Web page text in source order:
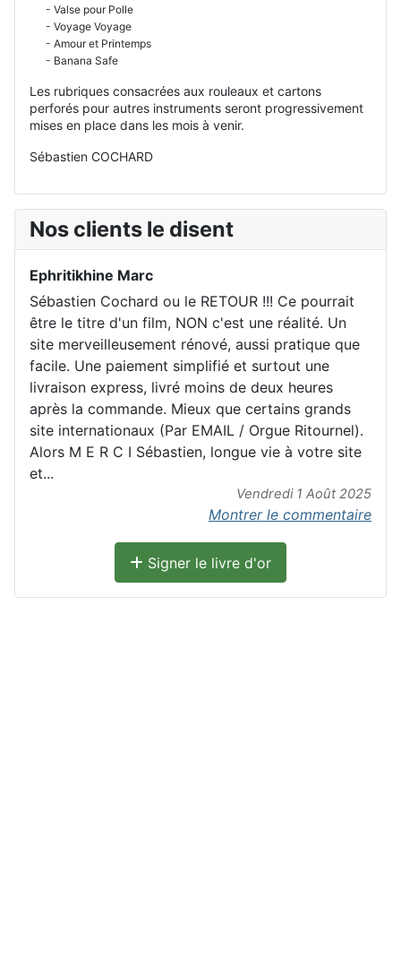
- Valse pour Polle
- Voyage Voyage
- Amour et Printemps
- Banana Safe
Les rubriques consacrées aux rouleaux et cartons
perforés pour autres instruments seront progressivement
mises en place dans les mois à venir.
Sébastien COCHARD
Nos clients le disent
Ephritikhine Marc
Sébastien Cochard ou le RETOUR !!! Ce pourrait
être le titre d'un film, NON c'est une réalité. Un
site merveilleusement rénové, aussi pratique que
facile. Une paiement simplifié et surtout une
livraison express, livré moins de deux heures
après la commande. Mieux que certains grands
site internationaux (Par EMAIL / Orgue Ritournel).
Alors M E R C I Sébastien, longue vie à votre site
et...
Vendredi 1 Août 2025
Montrer le commentaire
Signer le livre d'or